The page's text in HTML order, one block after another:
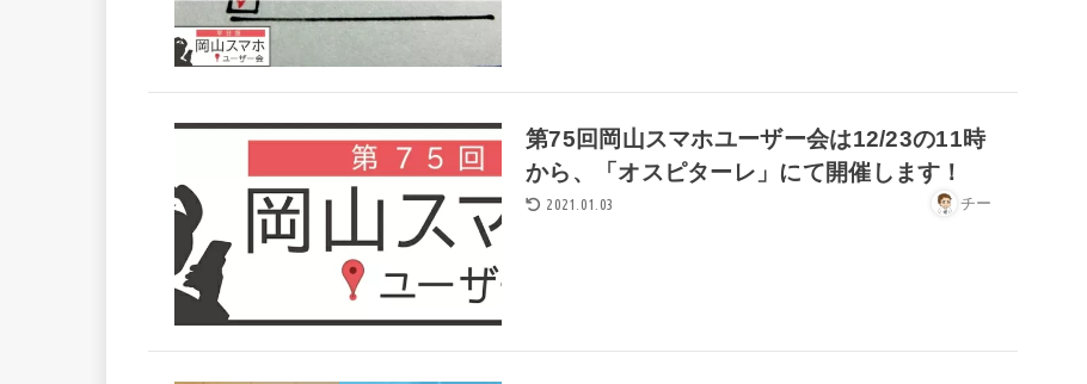
第75回岡山スマホユーザー会は12/23の11時
から、「オスピターレ」にて開催します！
2021.01.03 チー